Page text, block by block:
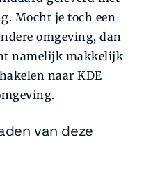
Mocht je toch een
omgeving, dan
namelijk makkelijk
naar KDE
van deze